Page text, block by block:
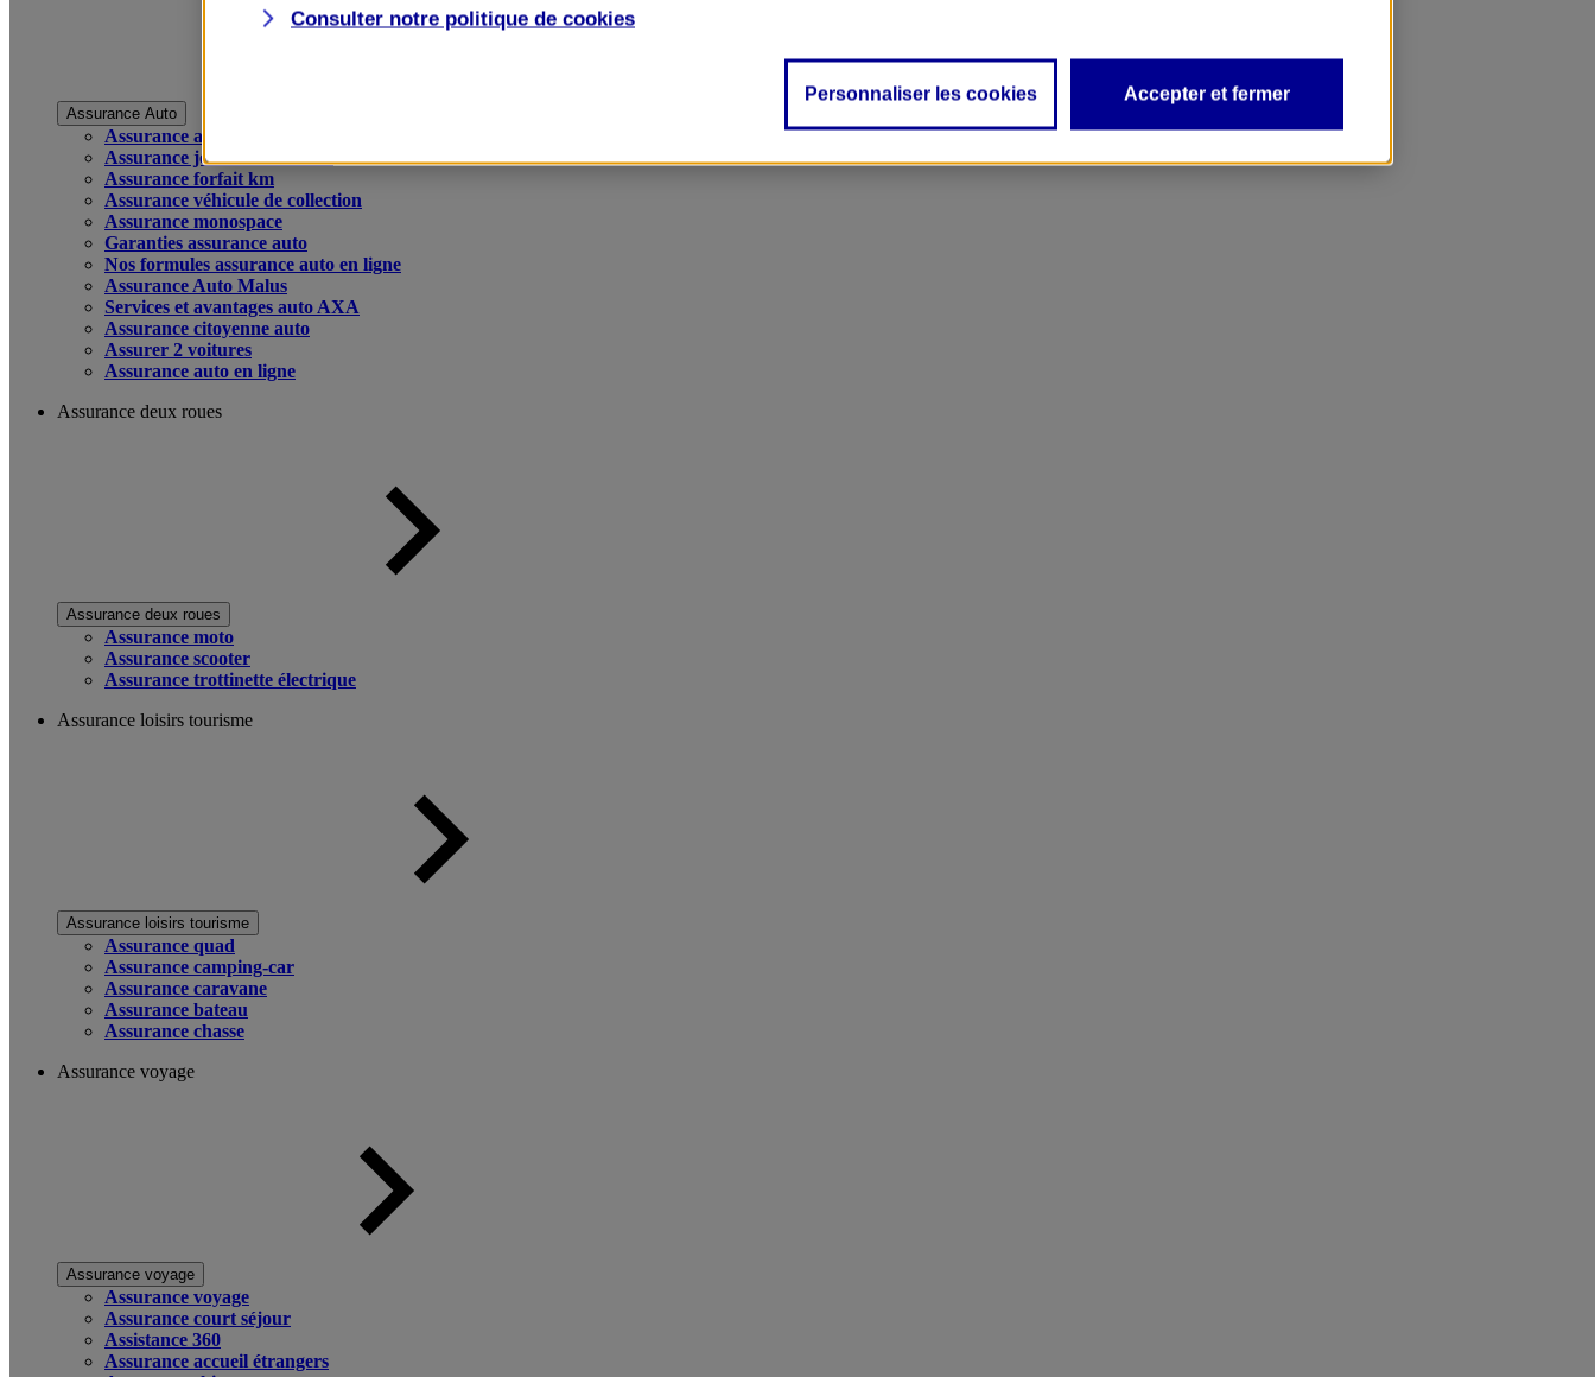
Assurance Auto
Assurance auto
Assurance jeune conducteur
Assurance forfait km
Assurance véhicule de collection
Assurance monospace
Garanties assurance auto
Nos formules assurance auto en ligne
Assurance Auto Malus
Services et avantages auto AXA
Assurance citoyenne auto
Assurer 2 voitures
Assurance auto en ligne
Assurance deux roues
Assurance deux roues
Assurance moto
Assurance scooter
Assurance trottinette électrique
Assurance loisirs tourisme
Assurance loisirs tourisme
Assurance quad
Assurance camping-car
Assurance caravane
Assurance bateau
Assurance chasse
Assurance voyage
Assurance voyage
Assurance voyage
Assurance court séjour
Assistance 360
Assurance accueil étrangers
Consulter notre politique de cookies
Personnaliser les cookies Accepter et fermer